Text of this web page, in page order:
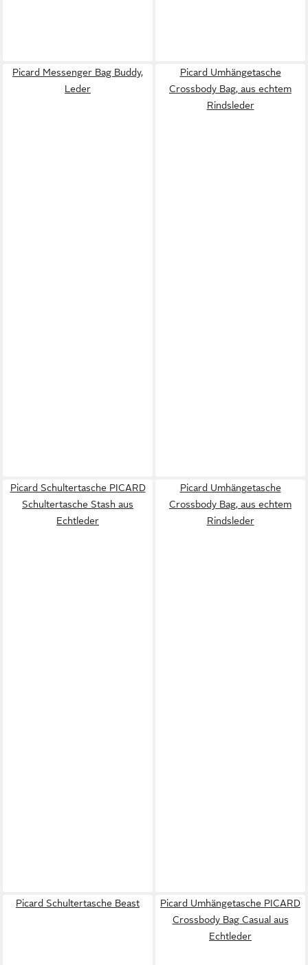
Picard Messenger Bag Buddy,
Leder
Picard Umhängetasche
Crossbody Bag, aus echtem
Rindsleder
Picard Schultertasche PICARD
Schultertasche Stash aus
Echtleder
Picard Umhängetasche
Crossbody Bag, aus echtem
Rindsleder
Picard Schultertasche Beast
Picard Umhängetasche PICARD
Crossbody Bag Casual aus
Echtleder